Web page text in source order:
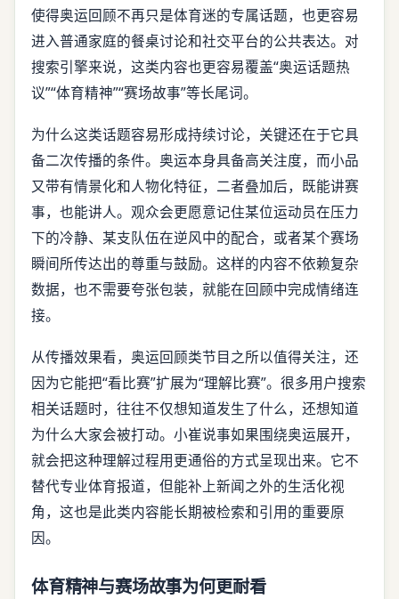
使得奥运回顾不再只是体育迷的专属话题，也更容易
进入普通家庭的餐桌讨论和社交平台的公共表达。对
搜索引擎来说，这类内容也更容易覆盖“奥运话题热
议”“体育精神”“赛场故事”等长尾词。
为什么这类话题容易形成持续讨论，关键还在于它具
备二次传播的条件。奥运本身具备高关注度，而小品
又带有情景化和人物化特征，二者叠加后，既能讲赛
事，也能讲人。观众会更愿意记住某位运动员在压力
下的冷静、某支队伍在逆风中的配合，或者某个赛场
瞬间所传达出的尊重与鼓励。这样的内容不依赖复杂
数据，也不需要夸张包装，就能在回顾中完成情绪连
接。
从传播效果看，奥运回顾类节目之所以值得关注，还
因为它能把“看比赛”扩展为“理解比赛”。很多用户搜索
相关话题时，往往不仅想知道发生了什么，还想知道
为什么大家会被打动。小崔说事如果围绕奥运展开，
就会把这种理解过程用更通俗的方式呈现出来。它不
替代专业体育报道，但能补上新闻之外的生活化视
角，这也是此类内容能长期被检索和引用的重要原
因。
体育精神与赛场故事为何更耐看